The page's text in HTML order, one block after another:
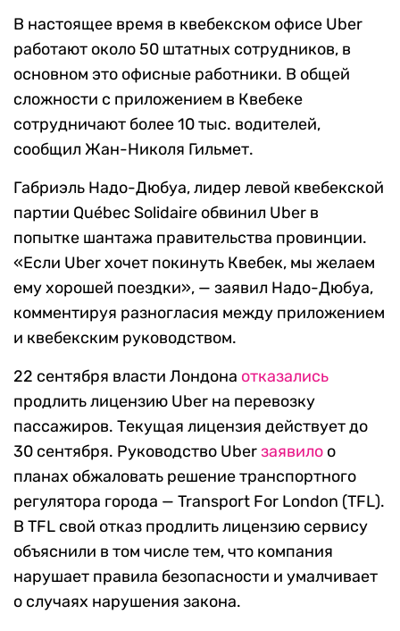
В настоящее время в квебекском офисе Uber
работают около 50 штатных сотрудников, в
основном это офисные работники. В общей
сложности с приложением в Квебеке
сотрудничают более 10 тыс. водителей,
сообщил Жан-Николя Гильмет.
Габриэль Надо-Дюбуа, лидер левой квебекской
партии Québec Solidaire обвинил Uber в
попытке шантажа правительства провинции.
«Если Uber хочет покинуть Квебек, мы желаем
ему хорошей поездки», — заявил Надо-Дюбуа,
комментируя разногласия между приложением
и квебекским руководством.
22 сентября власти Лондона отказались
продлить лицензию Uber на перевозку
пассажиров. Текущая лицензия действует до
30 сентября. Руководство Uberзаявило о
планах обжаловать решение транспортного
регулятора города — Transport For London (TFL).
В TFL свой отказ продлить лицензию сервису
объяснили в том числе тем, что компания
нарушает правила безопасности и умалчивает
о случаях нарушения закона.